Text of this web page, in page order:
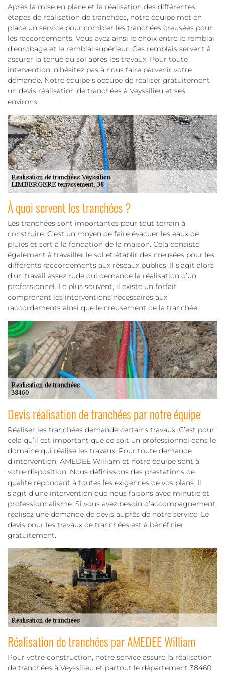
Après la mise en place et la réalisation des différentes
étapes de réalisation de tranchées, notre équipe met en
place un service pour combler les tranchées creusées pour
les raccordements. Vous avez ainsi le choix entre le remblai
d’enrobage et le remblai supérieur. Ces remblais servent à
assurer la tenue du sol après les travaux. Pour toute
intervention, n’hésitez pas à nous faire parvenir votre
demande. Notre équipe s’occupe de réaliser gratuitement
un devis réalisation de tranchées à Veyssilieu et ses
environs.
À quoi servent les tranchées ?
Les tranchées sont importantes pour tout terrain à
construire. C’est un moyen de faire évacuer les eaux de
pluies et sert à la fondation de la maison. Cela consiste
également à travailler le sol et établir des creusées pour les
différents raccordements aux réseaux publics. Il s’agit alors
d’un travail assez rude qui demande la réalisation d’un
professionnel. Le plus souvent, il existe un forfait
comprenant les interventions nécessaires aux
raccordements ainsi que le creusement de la tranchée.
Devis réalisation de tranchées par notre équipe
Réaliser les tranchées demande certains travaux. C’est pour
cela qu’il est important que ce soit un professionnel dans le
domaine qui réalise les travaux. Pour toute demande
d’intervention, AMEDEE William et notre équipe sont à
votre disposition. Nous définissons des prestations de
qualité répondant à toutes les exigences de vos plans. Il
s’agit d’une intervention que nous faisons avec minutie et
professionnalisme. Si vous avez besoin d’accompagnement,
réalisez une demande de devis auprès de notre service. Le
devis pour les travaux de tranchées est à bénéficier
gratuitement.
Réalisation de tranchées par AMEDEE William
Pour votre construction, notre service assure la réalisation
de tranchées à Veyssilieu et partout le département 38460.